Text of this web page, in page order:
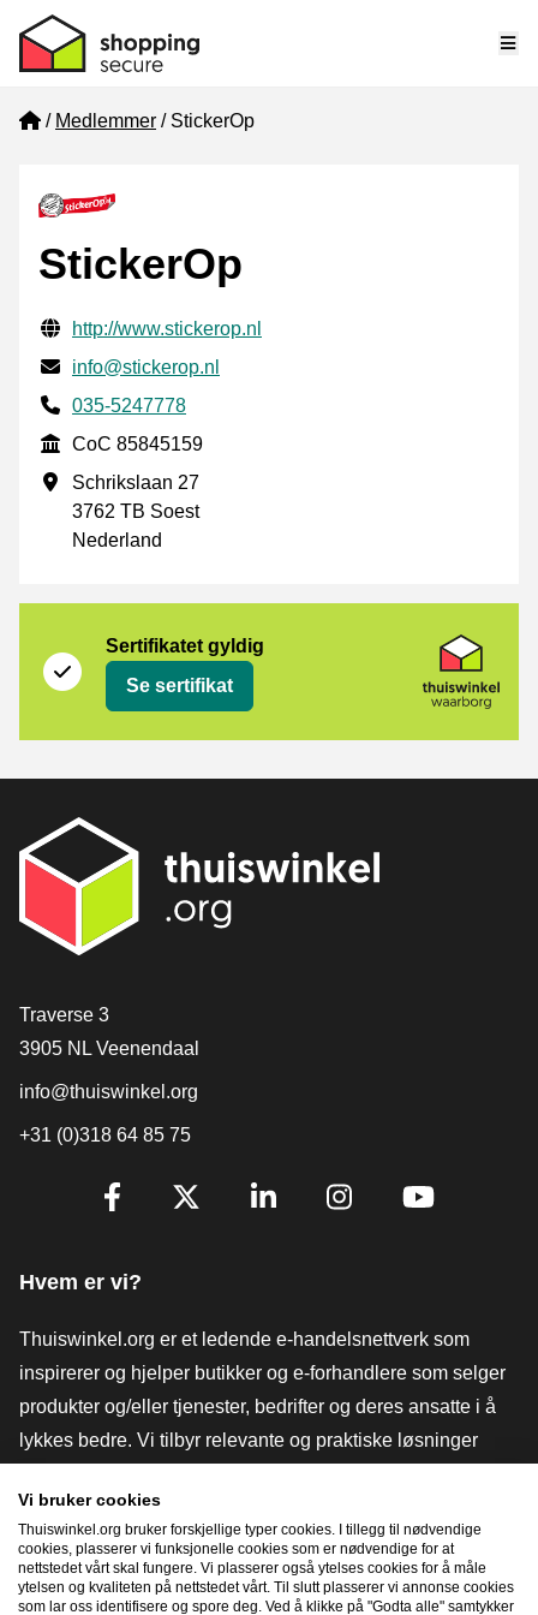
Home
Medlemmer StickerOp
StickerOp
Verifisert kontaktinformasjon
Website URL
http://www.stickerop.nl
E-post
info@stickerop.nl
Phone number
035-5247778
CoC
CoC 85845159
Forretningsadresse
Schrikslaan 27
3762 TB Soest
Nederland
Sertifikatet gyldig
Se sertifikat
[_General:Contact]
Traverse 3
3905 NL Veenendaal
info@thuiswinkel.org
+31 (0)318 64 85 75
[_General:SocialMediaTitle]
Hvem er vi?
Thuiswinkel.org er et ledende e-handelsnettverk som
inspirerer og hjelper butikker og e-forhandlere som selger
produkter og/eller tjenester, bedrifter og deres ansatte i å
lykkes bedre. Vi tilbyr relevante og praktiske løsninger
verktøy og råd, advokatvirksomhet, markedsundersøkelser,
og har vår egen utdanningsplattform, Thuiswinkel e-
Academy.
Vi bruker cookies
Thuiswinkel.org bruker forskjellige typer cookies. I tillegg til nødvendige
cookies, plasserer vi funksjonelle cookies som er nødvendige for at
nettstedet vårt skal fungere. Vi plasserer også ytelses cookies for å måle
ytelsen og kvaliteten på nettstedet vårt. Til slutt plasserer vi annonse cookies
som lar oss identifisere og spore deg. Ved å klikke på "Godta alle" samtykker